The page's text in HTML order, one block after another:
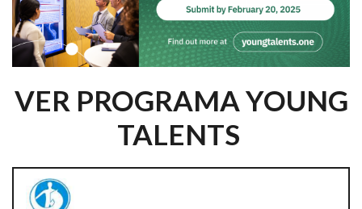
VER PROGRAMA YOUNG
TALENTS